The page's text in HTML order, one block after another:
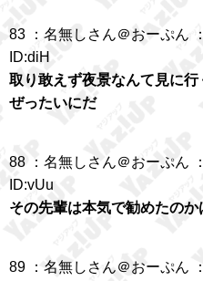
83 ：名無しさん＠おーぷん
ID:diH
取り敢えず夜景なんて見に行
ぜったいにだ
88 ：名無しさん＠おーぷん
ID:vUu
その先輩は本気で勧めたの
89 ：名無しさん＠おーぷん